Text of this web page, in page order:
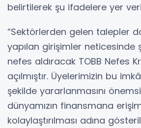
belirtilerek şu ifadelere yer
“Sektörlerden gelen talepler
yapılan girişimler neticesinde
nefes aldıracak TOBB Nefes
açılmıştır. Üyelerimizin bu
şekilde yararlanmasını
dünyamızın finansmana
kolaylaştırılması adına